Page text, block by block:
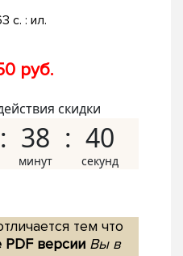
с. : ил.
руб.
скидки
38 39
тем что
PDF версии Вы в